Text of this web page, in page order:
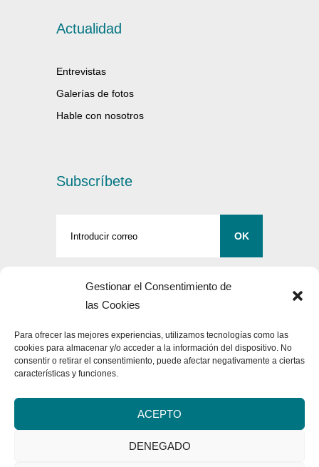
Gestionar el Consentimiento de
las Cookies
Para ofrecer las mejores experiencias, utilizamos tecnologías como las
cookies para almacenar y/o acceder a la información del dispositivo. No
consentir o retirar el consentimiento, puede afectar negativamente a ciertas
características y funciones.
ACEPTO
DENEGADO
Actualidad
Entrevistas
Galerías de fotos
Hable con nosotros
Subscríbete
Síguenos